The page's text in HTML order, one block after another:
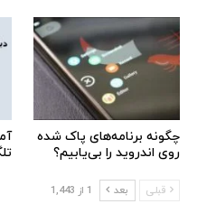
چگونه برنامه‌های پاک شده
روی اندروید را بی‌یابیم؟
قبلی بعد 1 از 1,443